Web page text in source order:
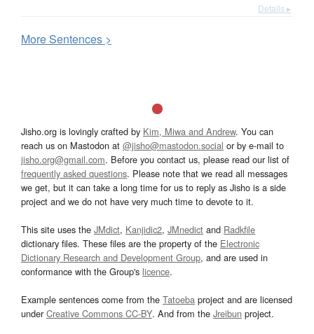
Details ▸
MoreSentences >
Jisho.org is lovingly crafted by Kim, Miwa and Andrew. You can
reach us on Mastodon at @jisho@mastodon.social or by e-mail to
jisho.org@gmail.com. Before you contact us, please read our list of
frequently asked questions. Please note that we read all messages
we get, but it can take a long time for us to reply as Jisho is a side
project and we do not have very much time to devote to it.
This site uses the JMdict, Kanjidic2, JMnedict and Radkfile
dictionary files. These files are the property of the Electronic
Dictionary Research and Development Group, and are used in
conformance with the Group's licence.
Example sentences come from the Tatoeba project and are licensed
underCreative Commons CC-BY. And from the Jreibun project.